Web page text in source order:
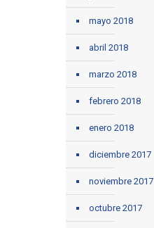
mayo 2018
abril 2018
marzo 2018
febrero 2018
enero 2018
diciembre 2017
noviembre 2017
octubre 2017